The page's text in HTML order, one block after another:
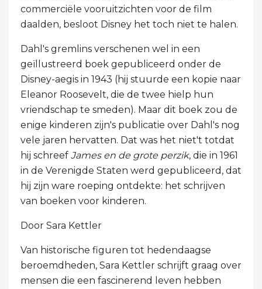
commerciële vooruitzichten voor de film
daalden, besloot Disney het toch niet te halen.
Dahl's gremlins verschenen wel in een
geïllustreerd boek gepubliceerd onder de
Disney-aegis in 1943 (hij stuurde een kopie naar
Eleanor Roosevelt, die de twee hielp hun
vriendschap te smeden). Maar dit boek zou de
enige kinderen zijn's publicatie over Dahl's nog
vele jaren hervatten. Dat was het niet't totdat
hij schreef James en de grote perzik, die in 1961
in de Verenigde Staten werd gepubliceerd, dat
hij zijn ware roeping ontdekte: het schrijven
van boeken voor kinderen.
Door Sara Kettler
Van historische figuren tot hedendaagse
beroemdheden, Sara Kettler schrijft graag over
mensen die een fascinerend leven hebben